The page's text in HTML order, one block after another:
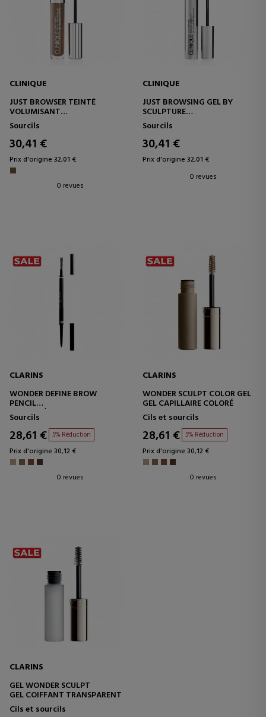
CLINIQUE
JUST BROWSER TEINTÉ
VOLUMISANT
TEINTURE VOLUMISANTE
POUR SOURCILS
Sourcils
30,41 €
Prix d'origine 32,01 €
0 revues
CLINIQUE
JUST BROWSING GEL BY
SCULPTURE
VOLUMATEUR DE SOURCILS
TRANSPARENT
Sourcils
30,41 €
Prix d'origine 32,01 €
0 revues
CLARINS
WONDER DEFINE BROW
PENCIL
CRAYON À SOURCILS
Sourcils
28,61 € 5% Réduction
Prix d'origine 30,12 €
0 revues
CLARINS
WONDER SCULPT COLOR GEL
GEL CAPILLAIRE COLORÉ
Cils et sourcils
28,61 € 5% Réduction
Prix d'origine 30,12 €
0 revues
CLARINS
GEL WONDER SCULPT
GEL COIFFANT TRANSPARENT
Cils et sourcils